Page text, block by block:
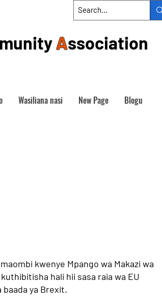
Association
Wasiliana nasi New Page Blogu
kwenye Mpango wa Makazi wa
hali hii sasa raia wa EU
ya Brexit.